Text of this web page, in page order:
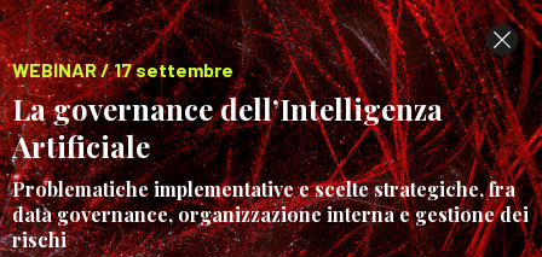
WEBINAR / 17 settembre
La governance dell’Intelligenza
Artificiale
Problematiche implementative e scelte strategiche, fra
data governance, organizzazione interna e gestione dei
rischi